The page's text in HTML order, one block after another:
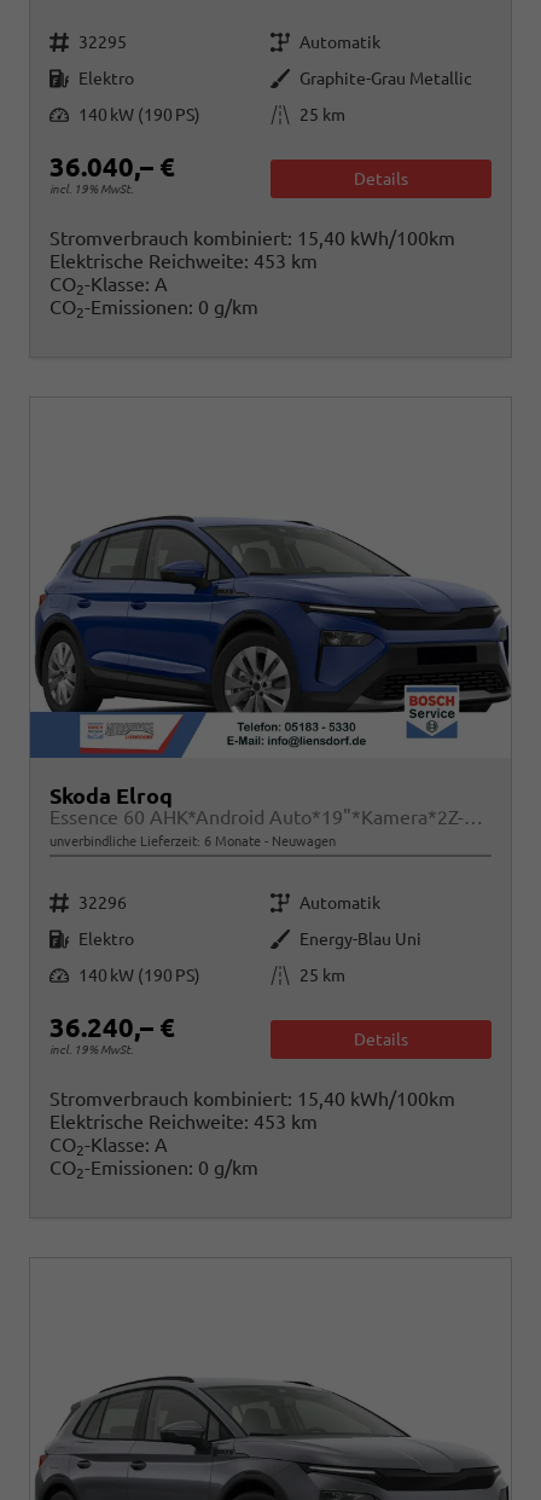
Fahrzeugnr. 32295 Getriebe Automatik
Kraftstoff Elektro Außenfarbe Graphite-Grau Metallic
Leistung
140 kW (190 PS) Kilometerstand 25 km
36.040,– €
incl. 19% MwSt.
Details
Stromverbrauch kombiniert: 15,40 kWh/100km
Elektrische Reichweite: 453 km
CO2-Klasse: A
CO2-Emissionen: 0 g/km
Skoda Elroq
Essence 60 AHK*Android Auto*19"*Kamera*2Z-Klimaauto*Totwinkel*LED*Tempomat
unverbindliche Lieferzeit: 6 Monate Neuwagen
Fahrzeugnr. 32296 Getriebe Automatik
Kraftstoff Elektro Außenfarbe Energy-Blau Uni
Leistung
140 kW (190 PS) Kilometerstand 25 km
36.240,– €
incl. 19% MwSt.
Details
Stromverbrauch kombiniert: 15,40 kWh/100km
Elektrische Reichweite: 453 km
CO2-Klasse: A
CO2-Emissionen: 0 g/km